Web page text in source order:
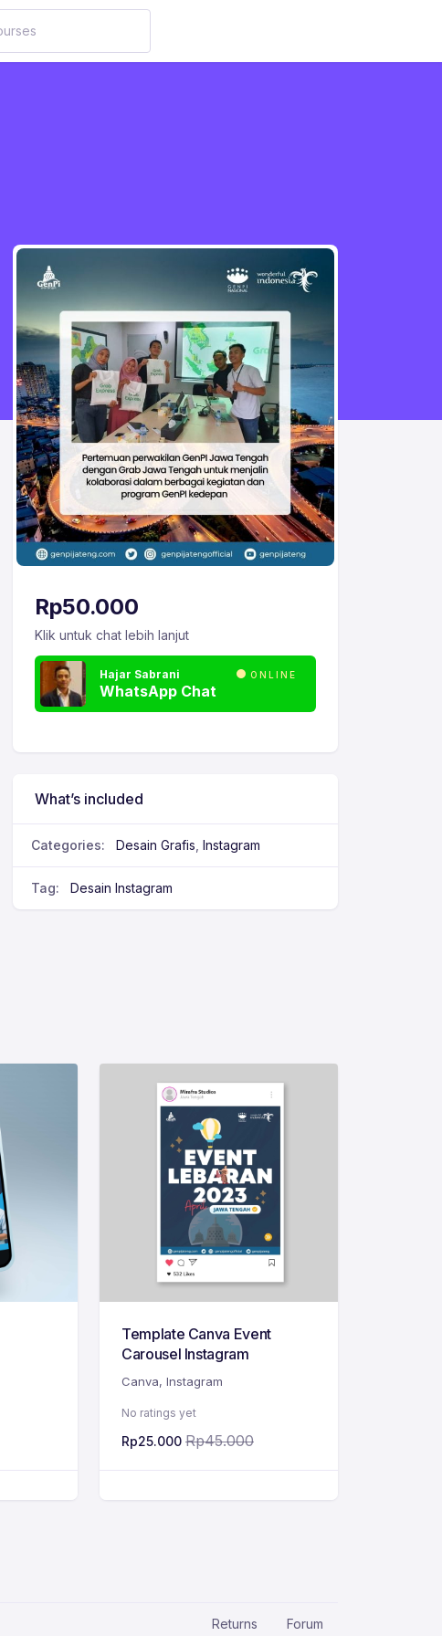
Rp50.000
Klik untuk chat lebih lanjut
Hajar Sabrani ONLINE
WhatsApp Chat
What’s included
Categories: Desain Grafis Instagram
Tag: Desain Instagram
Template Canva Event
Carousel Instagram
Canva, Instagram
No ratings yet
Rp25.000 Rp45.000
Returns Forum